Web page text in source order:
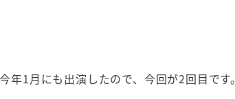
1月にも出演したので、今回が2回目です。